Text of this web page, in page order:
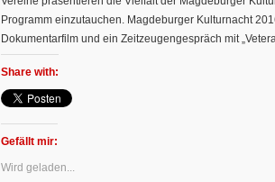
Programm einzutauchen. Magdeburger Kulturnacht
Dokumentarfilm und ein Zeitzeugengespräch mit
Share with:
Gefällt mir:
Wird geladen...